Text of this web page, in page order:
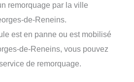
remorquage par la ville
de-Reneins.
est en panne ou est mobilisé
de-Reneins, vous pouvez
de remorquage.